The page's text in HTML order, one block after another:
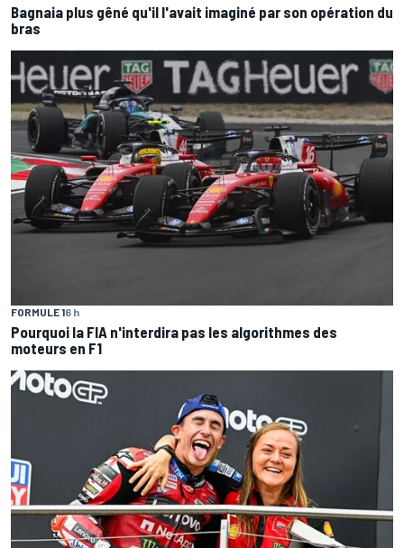
Bagnaia plus gêné qu'il l'avait imaginé par son opération du
bras
FORMULE 16 h
Pourquoi la FIA n'interdira pas les algorithmes des
moteurs en F1